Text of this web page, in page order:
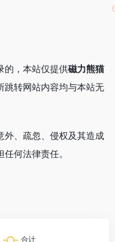
的，本站仅提供磁力熊猫
跳转网站内容均与本站无
外、疏忽、侵权及其造成
何法律责任。